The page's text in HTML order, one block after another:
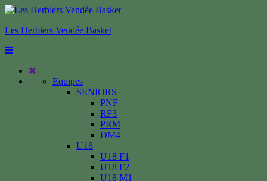
Les Herbiers Vendée Basket
Equipes
SENIORS
PNF
RF3
PRM
DM4
U18
U18 F1
U18 F2
U18 M1